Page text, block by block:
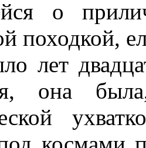
о
походкой,
лет
она